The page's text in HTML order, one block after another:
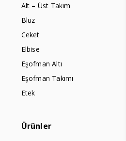
Alt – Üst Takım
Bluz
Ceket
Elbise
Eşofman Altı
Eşofman Takımı
Etek
Ürünler